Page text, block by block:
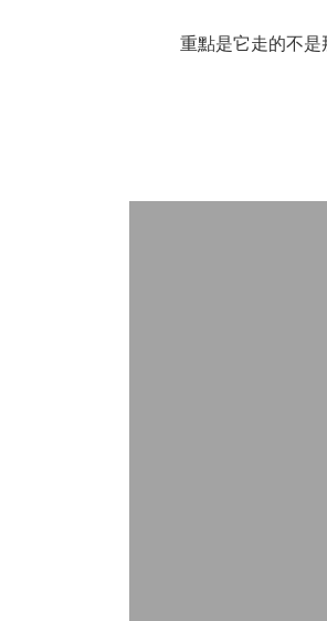
重點是它走的不